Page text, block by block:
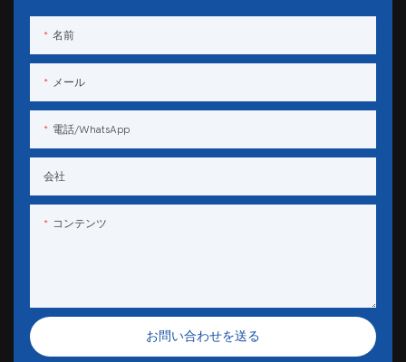
名前
メール
電話/WhatsApp
会社
コンテンツ
お問い合わせを送る